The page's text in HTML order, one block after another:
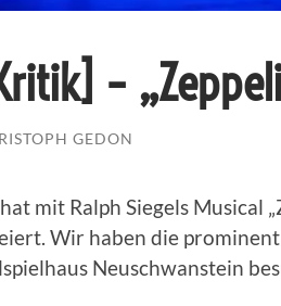
–
GEDON
mit Ralph Siegels Musical
Wir haben die
Neuschwanstein